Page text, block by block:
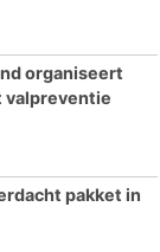
organiseert
valpreventie
pakket in